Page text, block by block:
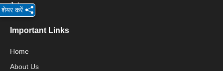
Jobs
Important Links
Home
About Us
शेयर करें